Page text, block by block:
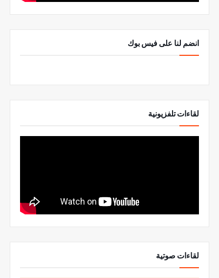
انضم لنا على فيس بوك
لقاءات تلفزيونية
لقاءات صوتية